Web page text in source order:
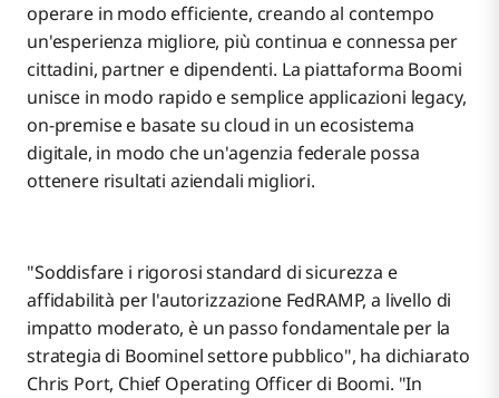
operare in modo efficiente, creando al contempo
un'esperienza migliore, più continua e connessa per
cittadini, partner e dipendenti. La piattaforma Boomi
unisce in modo rapido e semplice applicazioni legacy,
on-premise e basate su cloud in un ecosistema
digitale, in modo che un'agenzia federale possa
ottenere risultati aziendali migliori.
"Soddisfare i rigorosi standard di sicurezza e
affidabilità per l'autorizzazione FedRAMP, a livello di
impatto moderato, è un passo fondamentale per la
strategia di Boominel settore pubblico", ha dichiarato
Chris Port, Chief Operating Officer di Boomi. "In